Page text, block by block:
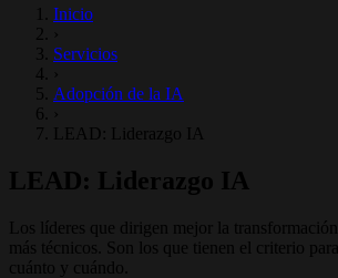
Inicio
›
Servicios
›
Adopción de la IA
›
LEAD: Liderazgo IA
LEAD: Liderazgo IA
Los líderes que dirigen mejor la
más técnicos. Son los que tienen el criterio
cuánto y cuándo.